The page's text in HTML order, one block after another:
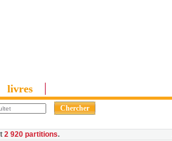
livres
2 920 partitions.